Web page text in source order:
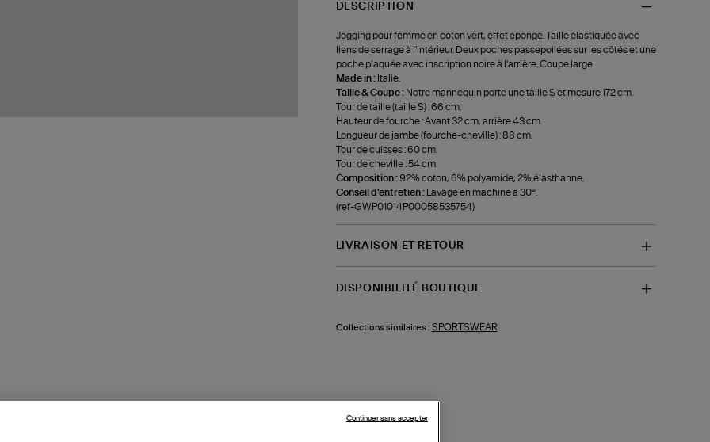
DESCRIPTION
Jogging pour femme en coton vert, effet éponge. Taille élastiquée avec
liens de serrage à l'intérieur. Deux poches passepoilées sur les côtés et une
poche plaquée avec inscription noire à l'arrière. Coupe large.
Made in : Italie.
Taille & Coupe : Notre mannequin porte une taille S et mesure 172 cm.
Tour de taille (taille S) : 66 cm.
Hauteur de fourche : Avant 32 cm, arrière 43 cm.
Longueur de jambe (fourche-cheville) : 88 cm.
Tour de cuisses : 60 cm.
Tour de cheville : 54 cm.
Composition : 92% coton, 6% polyamide, 2% élasthanne.
Conseil d'entretien :
Lavage en machine à 30°.
(ref-GWP01014P00058535754)
LIVRAISON ET RETOUR
DISPONIBILITÉ BOUTIQUE
Collections similaires : SPORTSWEAR
Continuer sans accepter